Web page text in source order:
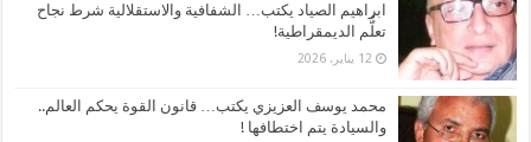
ابراهيم الصياد يكتب… الشفافية والاستقلالية شرط نجاح
تعلُّم الديمقراطية!
12 يناير، 2026
محمد يوسف العزيزي يكتب… قانون القوة يحكم العالم..
والسيادة يتم اختطافها !